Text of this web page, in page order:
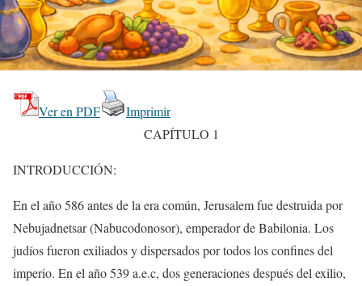
Ver en PDF
Imprimir
CAPÍTULO 1
INTRODUCCIÓN:
En el año 586 antes de la era común, Jerusalem fue destruida por
Nebujadnetsar (Nabucodonosor), emperador de Babilonia. Los
judíos fueron exiliados y dispersados por todos los confines del
imperio. En el año 539 a.e.c, dos generaciones después del exilio,